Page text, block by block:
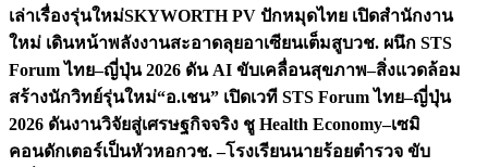
เล่าเรื่องรุ่นใหม่SKYWORTH PV ปักหมุดไทย เปิดสำนักงาน
ใหม่ เดินหน้าพลังงานสะอาดลุยอาเซียนเต็มสูบวช. ผนึก STS
Forum ไทย–ญี่ปุ่น 2026 ดัน AI ขับเคลื่อนสุขภาพ–สิ่งแวดล้อม
สร้างนักวิทย์รุ่นใหม่“อ.เชน” เปิดเวที STS Forum ไทย–ญี่ปุ่น
2026 ดันงานวิจัยสู่เศรษฐกิจจริง ชู Health Economy–เซมิ
คอนดักเตอร์เป็นหัวหอกวช. –โรงเรียนนายร้อยตำรวจ ขับ